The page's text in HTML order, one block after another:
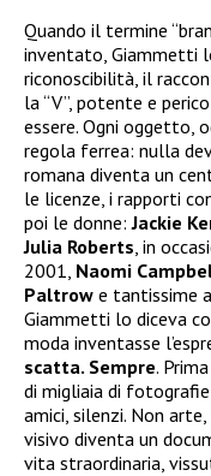
Quando il termine
inventato, Giammetti
riconoscibilità, il
la “V”, potente e
essere. Ogni oggetto,
regola ferrea: nulla
romana diventa un
le licenze, i rapporti
poi le donne:Jackie
Julia Roberts , in
2001, Naomi
Paltrow e tantissime
Giammetti lo diceva
moda inventasse
scatta. Sempre.
di migliaia di fotografie
amici, silenzi. Non
visivo diventa un
vita straordinaria,